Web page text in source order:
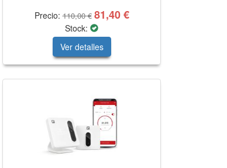
Precio:110,00 € 81,40 €
Stock:
Ver detalles